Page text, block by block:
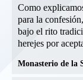
Como
para la
bajo el rito
herejes por
Monasterio de la